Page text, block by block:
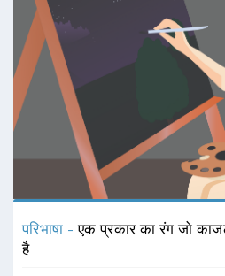
परिभाषा -एक प्रकार का रंग जो
है